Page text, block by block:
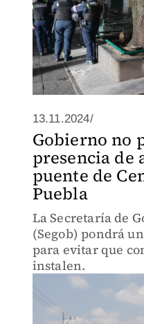
13.11.2024/
Gobierno no
presencia de
puente de
Puebla
La Secretaría de
(Segob) pondrá
para evitar que
instalen.